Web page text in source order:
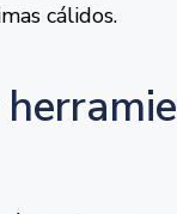
cálidos.